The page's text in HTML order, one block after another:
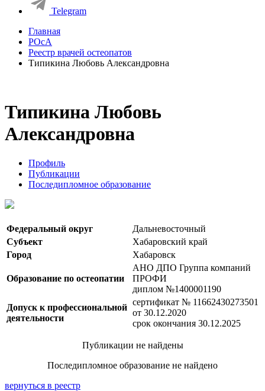
Telegram
Главная
РОсА
Реестр врачей остеопатов
Типикина Любовь Александровна
Типикина Любовь
Александровна
Профиль
Публикации
Последипломное образование
Федеральный округ
Дальневосточный
Субъект
Хабаровский край
Город
Хабаровск
Образование по остеопатии
АНО ДПО Группа компаний
ПРОФИ
диплом №1400001190
Допуск к профессиональной
деятельности
сертификат № 11662430273501
от 30.12.2020
срок окончания 30.12.2025
Публикации не найдены
Последипломное образование не найдено
вернуться в реестр